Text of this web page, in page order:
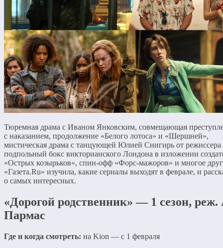
Тюремная драма с Иваном Янковским, совмещающая
с наказанием, продолжение «Белого лотоса» и «Шершней»,
мистическая драма с танцующей Юлией Снигирь от режиссера
подпольный бокс викторианского Лондона в изложении
«Острых козырьков», спин-офф «Форс-мажоров» и многое
«Газета.Ru» изучила, какие сериалы выходят в феврале, и
о самых интересных.
«Дорогой родственник» — 1 сезон,
Пармас
Где и когда смотреть: на Kion — с 1 февраля